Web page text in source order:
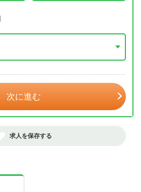
次に進む
求人を保存する